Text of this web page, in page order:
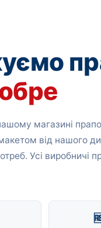
магазині
від нашого
Усі виробничі